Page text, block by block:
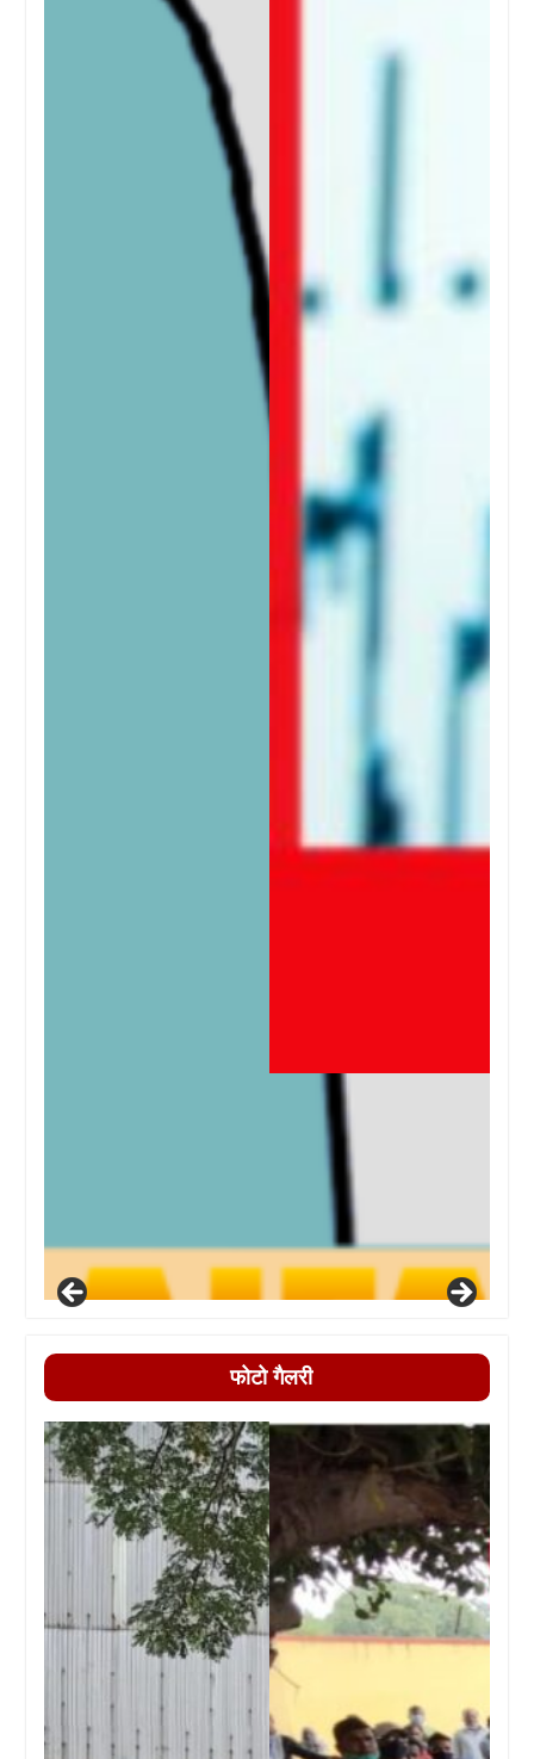
फोटो गैलरी